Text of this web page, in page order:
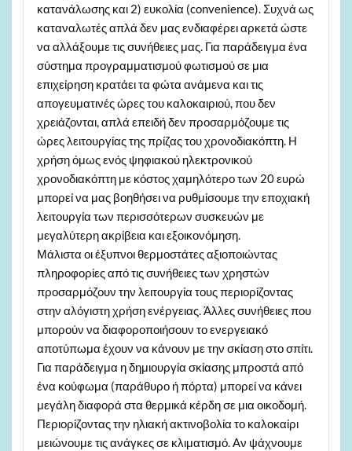
κατανάλωσης και 2) ευκολία (convenience). Συχνά ως
καταναλωτές απλά δεν μας ενδιαφέρει αρκετά ώστε
να αλλάξουμε τις συνήθειες μας. Για παράδειγμα ένα
σύστημα προγραμματισμού φωτισμού σε μια
επιχείρηση κρατάει τα φώτα ανάμενα και τις
απογευματινές ώρες του καλοκαιριού, που δεν
χρειάζονται, απλά επειδή δεν προσαρμόζουμε τις
ώρες λειτουργίας της πρίζας του χρονοδιακόπτη. Η
χρήση όμως ενός ψηφιακού ηλεκτρονικού
χρονοδιακόπτη με κόστος χαμηλότερο των 20 ευρώ
μπορεί να μας βοηθήσει να ρυθμίσουμε την εποχιακή
λειτουργία των περισσότερων συσκευών με
μεγαλύτερη ακρίβεια και εξοικονόμηση.
Μάλιστα οι έξυπνοι θερμοστάτες αξιοποιώντας
πληροφορίες από τις συνήθειες των χρηστών
προσαρμόζουν την λειτουργία τους περιορίζοντας
στην αλόγιστη χρήση ενέργειας. Άλλες συνήθειες που
μπορούν να διαφοροποιήσουν το ενεργειακό
αποτύπωμα έχουν να κάνουν με την σκίαση στο σπίτι.
Για παράδειγμα η δημιουργία σκίασης μπροστά από
ένα κούφωμα (παράθυρο ή πόρτα) μπορεί να κάνει
μεγάλη διαφορά στα θερμικά κέρδη σε μια οικοδομή.
Περιορίζοντας την ηλιακή ακτινοβολία το καλοκαίρι
μειώνουμε τις ανάγκες σε κλιματισμό. Αν ψάχνουμε